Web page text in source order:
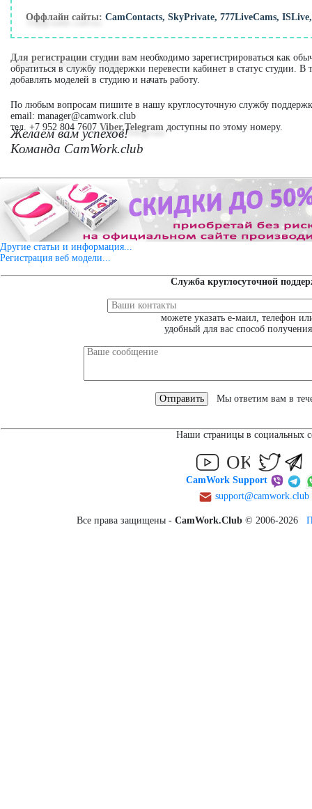
Оффлайн сайты: CamContacts, SkyPrivate, 777LiveCams,
Для регистрации студии вам необходимо зарегистрироваться как
обратиться в службу поддержки перевести кабинет в статус студии. В
добавлять моделей в студию и начать работу.
По любым вопросам пишите в нашу круглосуточную службу
email: manager@camwork.club
тел. +7 952 804 7607 Viber,Telegram доступны по этому номеру.
Желаем вам успехов!
Команда CamWork.club
Другие статьи и информация...
Регистрация веб модели...
Cлужба круглосуточной
можете указать е-маил, телефон
удобный для вас способ
Мы ответим вам в
Наши страницы в социальных
CamWork Support
support@camwork.club
Все права защищены - CamWork.Club© 2006-2026